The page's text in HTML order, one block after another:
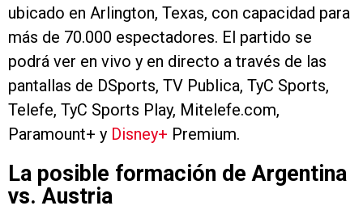
ubicado en Arlington, Texas, con capacidad para
más de 70.000 espectadores. El partido se
podrá ver en vivo y en directo a través de las
pantallas de DSports, TV Publica, TyC Sports,
Telefe, TyC Sports Play, Mitelefe.com,
Paramount+ y Disney+ Premium.
La posible formación de Argentina
vs. Austria